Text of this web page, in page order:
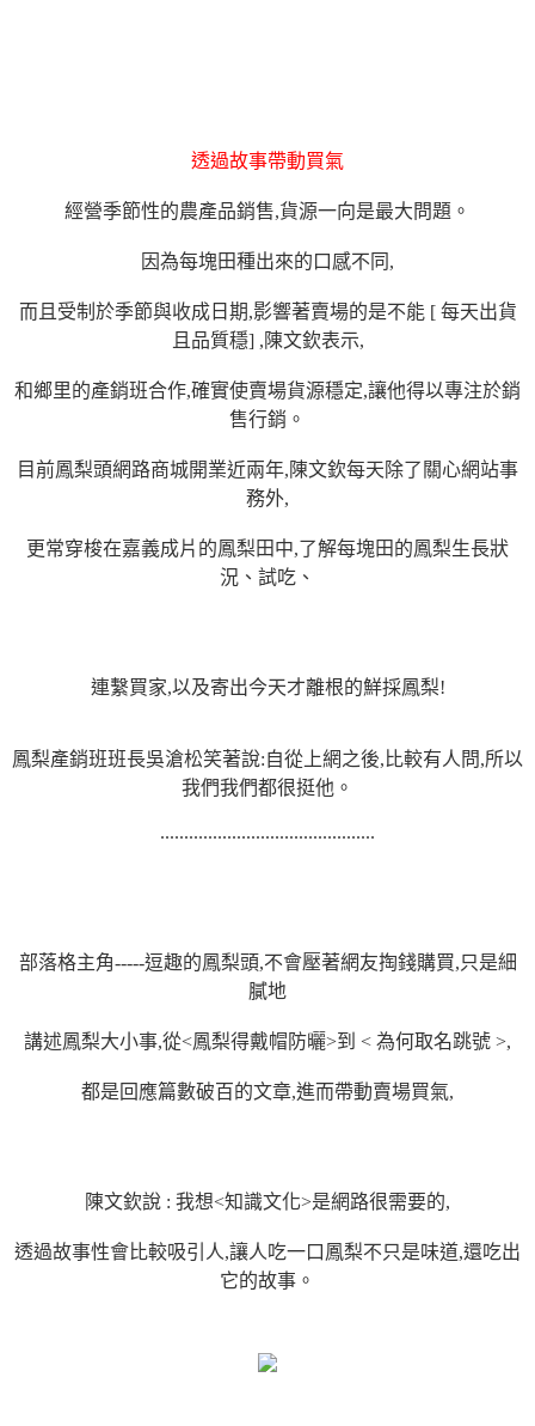
透過故事帶動買氣
經營季節性的農產品銷售,貨源一向是最大問題。
因為每塊田種出來的口感不同,
而且受制於季節與收成日期,影響著賣場的是不能 [ 每天出貨
且品質穩] ,陳文欽表示,
和鄉里的產銷班合作,確實使賣場貨源穩定,讓他得以專注於銷
售行銷。
目前鳳梨頭網路商城開業近兩年,陳文欽每天除了關心網站事
務外,
更常穿梭在嘉義成片的鳳梨田中,了解每塊田的鳳梨生長狀
況、試吃、
連繫買家,以及寄出今天才離根的鮮採鳳梨!
鳳梨產銷班班長吳滄松笑著說:自從上網之後,比較有人問,所以
我們我們都很挺他。
.............................................
部落格主角-----逗趣的鳳梨頭,不會壓著網友掏錢購買,只是細
膩地
講述鳳梨大小事,從<鳳梨得戴帽防曬>到 < 為何取名跳號 >,
都是回應篇數破百的文章,進而帶動賣場買氣,
陳文欽說 : 我想<知識文化>是網路很需要的,
透過故事性會比較吸引人,讓人吃一口鳳梨不只是味道,還吃出
它的故事。